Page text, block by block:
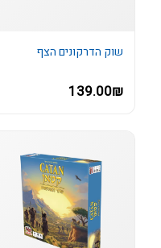
שוק הדרקונים הצף
139.00₪